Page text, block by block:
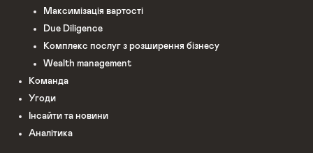
Максимізація вартості
Due Diligence
Комплекс послуг з розширення бізнесу
Wealth management
Команда
Угоди
Інсайти та новини
Аналітика